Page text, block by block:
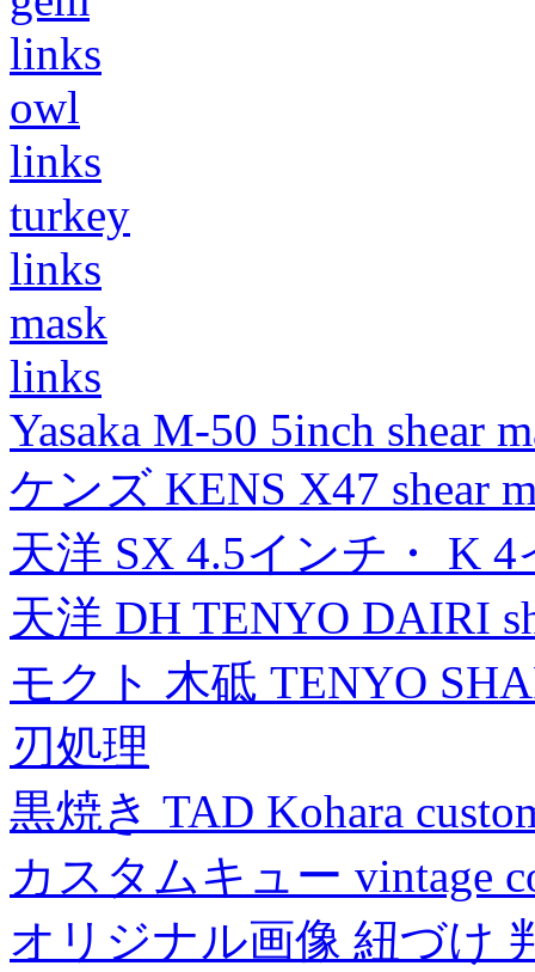
links
owl
links
turkey
links
mask
links
Yasaka M-50 5inch shear
ケンズ KENS X47 shear
天洋 SX 4.5インチ・ K
天洋 DH TENYO DAIRI
モクト 木砥 TENYO
刃処理
黒焼き TAD Kohara
カスタムキュー vintage
オリジナル画像 紐づけ